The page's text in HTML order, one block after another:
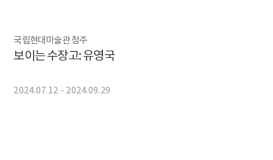
국립현대미술관 청주
보이는 수장고: 유영국
2024.07.12 - 2024.09.29